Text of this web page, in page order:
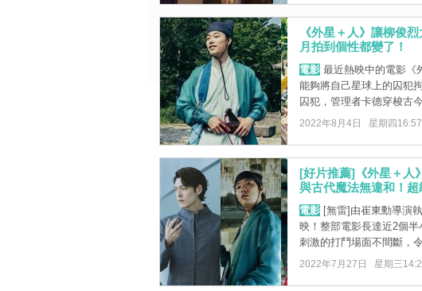
《外星＋人》讓柳俊
月拍到個性都變了！
電影最近熱映中的電影《
能夠將自己星球上的囚犯
囚犯，管理者卡德穿梭古
2022年8月4日 星期四
[好片推薦]《外星＋人
與古代魔法無違和！
電影[無雷]由崔東勳導演
映！整部電影長達近2個
刺激的打鬥場面不間斷，
2022年7月27日 星期三